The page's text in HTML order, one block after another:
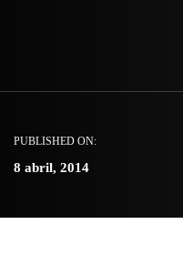
PUBLISHED ON:
8 abril, 2014